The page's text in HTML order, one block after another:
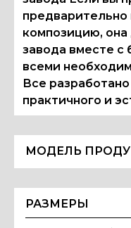
предварительно
композицию, она
завода вместе с
всеми
Все
практичного и
МОДЕЛЬ
РАЗМЕРЫ